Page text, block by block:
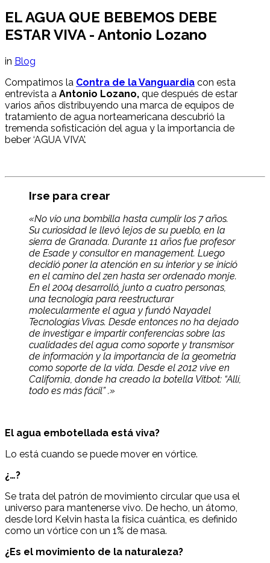
EL AGUA QUE BEBEMOS DEBE
ESTAR VIVA - Antonio Lozano
in Blog
Compatimos la Contra de la Vanguardia con esta
entrevista a Antonio Lozano, que después de estar
varios años distribuyendo una marca de equipos de
tratamiento de agua norteamericana descubrió la
tremenda sofisticación del agua y la importancia de
beber ‘AGUA VIVA’.
Irse para crear
«No vio una bombilla hasta cumplir los 7 años.
Su curiosidad le llevó lejos de su pueblo, en la
sierra de Granada. Durante 11 años fue profesor
de Esade y consultor en management. Luego
decidió poner la atención en su interior y se inició
en el camino del zen hasta ser ordenado monje.
En el 2004 desarrolló, junto a cuatro personas,
una tecnología para reestructurar
molecularmente el agua y fundó Nayadel
Tecnologías Vivas. Desde entonces no ha dejado
de investigar e impartir conferencias sobre las
cualidades del agua como soporte y transmisor
de información y la importancia de la geometría
como soporte de la vida. Desde el 2012 vive en
California, donde ha creado la botella Vitbot: “Allí,
todo es más fácil” .»
El agua embotellada está viva?
Lo está cuando se puede mover en vórtice.
¿…?
Se trata del patrón de movimiento circular que usa el
universo para mantenerse vivo. De hecho, un átomo,
desde lord Kelvin hasta la física cuántica, es definido
como un vórtice con un 1% de masa.
¿Es el movimiento de la naturaleza?